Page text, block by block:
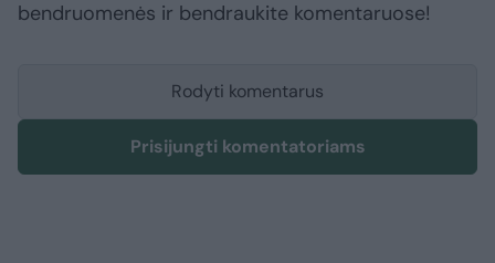
bendruomenės ir bendraukite komentaruose!
Rodyti komentarus
Prisijungti komentatoriams